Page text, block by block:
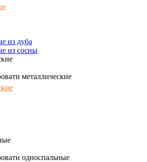
из дуба
из сосны
металлические
односпальные